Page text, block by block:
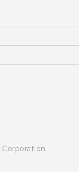
用户指南
Corporation